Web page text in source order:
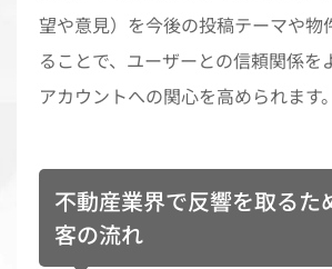
望や意見）を今後の投稿テーマや物
ることで、ユーザーとの信頼関係を
アカウントへの関心を高められます。
不動産業界で反響を取るた
客の流れ